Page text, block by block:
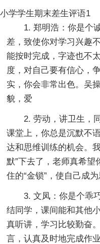
小学学生期末差生评语1
1. 郑明浩：你是个
差，致使你对学习兴趣
能按时完成，字迹也不
度，对自己要有信心，
实，你会非常出色。吴
貌，爱
2. 劳动，讲卫生，
课堂上，你总是沉默不
达和思维训练的机会。
默”下去了，老师真希
住的“金锁”，使自己成
3. 文凤：你是个乖
结同学，课间能和其他
真听讲，学习比较勤奋
言，认真及时地完成作